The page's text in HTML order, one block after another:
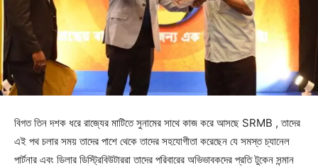
বিগত তিন দশক ধরে রাজ্যের মাটিতে সুনামের সাথে কাজ করে আসছে SRMB , তাদের
এই পথ চলার সময় তাদের পাশে থেকে তাদের সহযোগীতা করেছেন যে সমস্ত চ্যানেল
পার্টনার এবং ডিলার ডিস্ট্রিবিউটাররা তাদের পরিবারের অভিভাবকদের প্রতি টুকেন সন্মান